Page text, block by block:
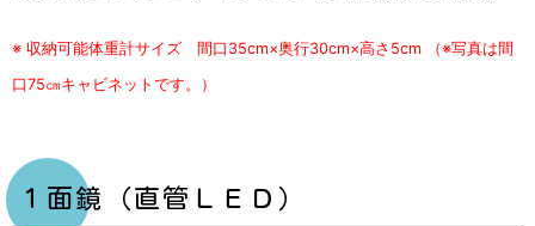
※ 収納可能体重計サイズ 間口35cm×奥行30cm×高さ5cm （※写真は間
口75㎝キャビネットです。）
１面鏡（直管ＬＥＤ）